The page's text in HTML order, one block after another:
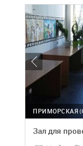
ПРИМОРСКАЯ
Зал для